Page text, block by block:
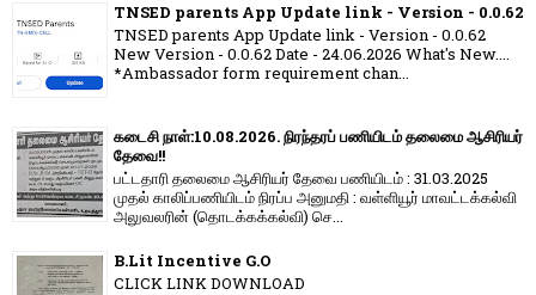
TNSED parents App Update link - Version - 0.0.62
TNSED parents App Update link - Version - 0.0.62
New Version - 0.0.62 Date - 24.06.2026 What's New....
*Ambassador form requirement chan...
கடைசி நாள்:10.08.2026. நிரந்தரப் பணியிடம் தலைமை ஆசிரியர்
தேவை!!
பட்டதாரி தலைமை ஆசிரியர் தேவை பணியிடம் : 31.03.2025
முதல் காலிப்பணியிடம் நிரப்ப அனுமதி : வள்ளியூர் மாவட்டக்கல்வி
அலுவலரின் (தொடக்கக்கல்வி) செ...
B.Lit Incentive G.O
CLICK LINK DOWNLOAD